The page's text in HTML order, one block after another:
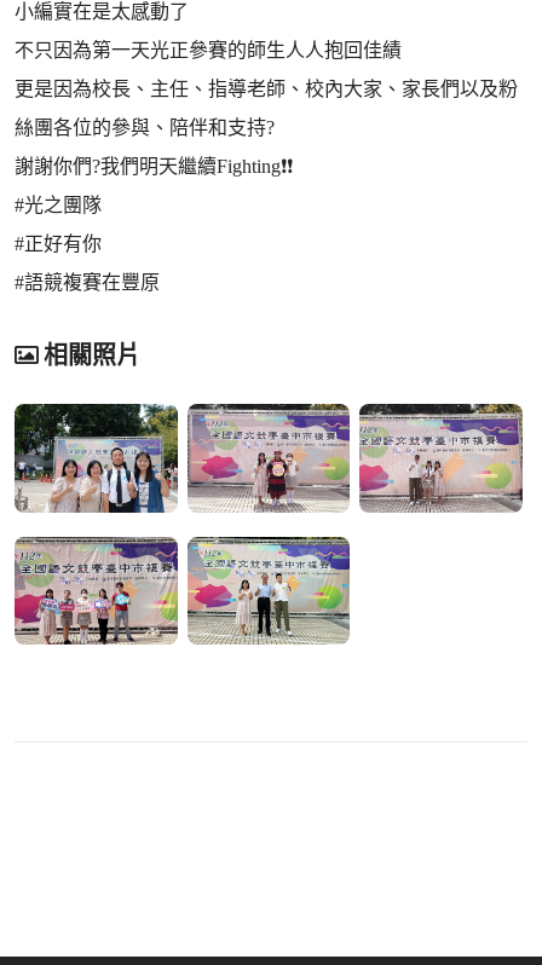
小編實在是太感動了
不只因為第一天光正參賽的師生人人抱回佳績
更是因為校長、主任、指導老師、校內大家、家長們以及粉
絲團各位的參與、陪伴和支持?
謝謝你們?我們明天繼續Fighting❗️❗️
#光之團隊
#正好有你
#語競複賽在豐原
相關照片